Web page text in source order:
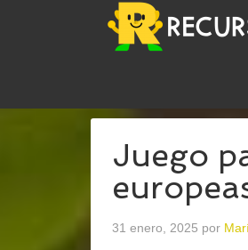
Juego
31 enero, 2025 por